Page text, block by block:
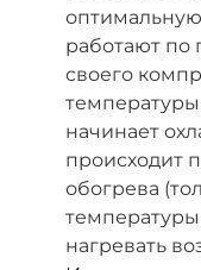
работают по
своего
температуры
начинает
происходит
обогрева
нагревать